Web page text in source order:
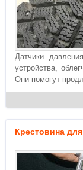
Датчики
устройства,
Они помогут
Крестовина